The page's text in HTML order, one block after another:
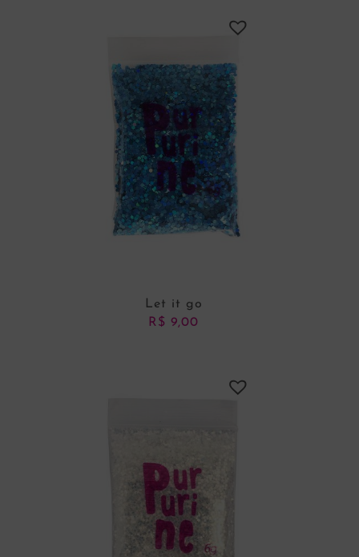
ADICIONAR AO CARRINHO
Let it go
R$ 9,00